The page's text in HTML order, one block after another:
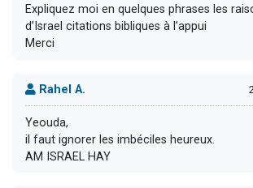
Expliquez moi en quelques phrases les
d’Israel citations bibliques à l’appui
Merci
Rahel A.
Yeouda,
il faut ignorer les imbéciles heureux.
AM ISRAEL HAY